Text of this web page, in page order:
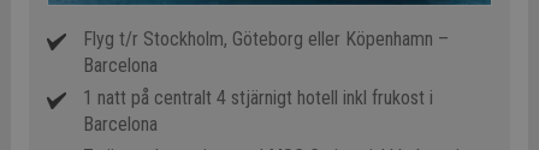
Flyg t/r Stockholm, Göteborg eller Köpenhamn –
Barcelona
1 natt på centralt 4 stjärnigt hotell inkl frukost i
Barcelona